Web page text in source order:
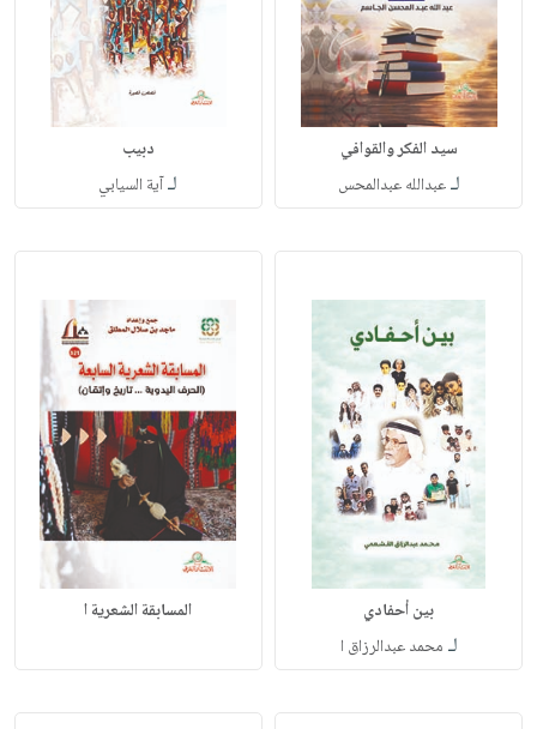
سيد الفكر والقوافي
لـعبدالله عبدالمحس
دبيب
لـآية السيابي
بين أحفادي
لـ محمد عبدالرزاق ا
المسابقة الشعرية ا